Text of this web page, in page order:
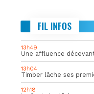
FIL INFOS
13h49
Une affluence
13h04
Timber lâche ses
12h18